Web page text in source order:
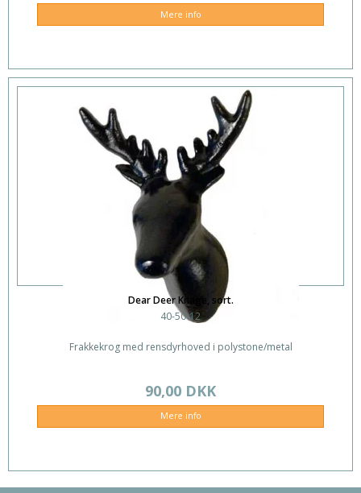
Mere info
Dear Deer Knage, sort.
40-50-12
Frakkekrog med rensdyrhoved i polystone/metal
90,00 DKK
Mere info